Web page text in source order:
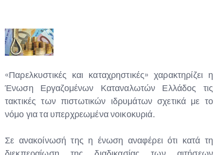
«Παρελκυστικές και καταχρηστικές» χαρακτηρίζει η
Ένωση Εργαζομένων Καταναλωτών Ελλάδος τις
τακτικές των πιστωτικών ιδρυμάτων σχετικά με το
νόμο για τα υπερχρεωμένα νοικοκυριά.
Σε ανακοίνωσή της η ένωση αναφέρει ότι κατά τη